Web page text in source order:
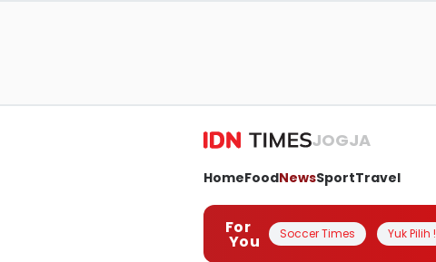
JOGJA
HomeFoodNewsSportTravel
For
You Soccer Times Yuk Pilih !